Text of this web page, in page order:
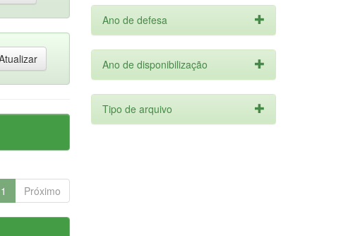
1 Próximo
Ano de defesa
Ano de disponibilização
Tipo de arquivo